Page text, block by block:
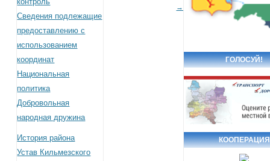
Сведения подлежащие
предоставлению с
использованием
координат
Национальная
политика
Добровольная
народная дружина
История района
Устав Кильмезского
→
ГОЛОСУЙ!
КООПЕРАЦИЯ